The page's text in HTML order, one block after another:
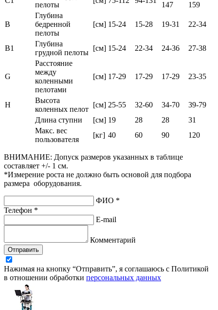
пелоты
147
159
B
Глубина
бедренной
пелоты
[см] 15-24 15-28 19-31 22-34
B1
Глубина
грудной пелоты
[см] 15-24 22-34 24-36 27-38
G
Расстояние
между
коленными
пелотами
[см] 17-29 17-29 17-29 23-35
H
Высота
коленных пелот
[см] 25-55 32-60 34-70
39-79
Длина ступни
[см] 19 28 28
31
Макс. вес
пользователя
[кг] 40 60 90 120
ВНИМАНИЕ: Допуск размеров указанных в таблице
составляет +/- 1 см.
*Измерение роста не должно быть основой для подбора
размера оборудования.
ФИО *
Телефон *
E-mail
Комментарий
Отправить
Нажимая на кнопку “Отправить”, я соглашаюсь с Политикой
в отношении обработки персональных данных